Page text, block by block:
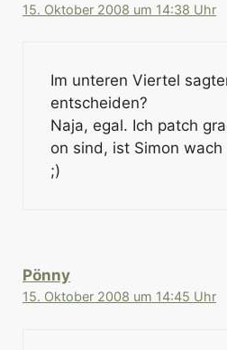
15. Oktober 2008 um 14:38 Uhr
Im unteren Viertel
entscheiden?
Naja, egal. Ich patch
on sind, ist Simon
;)
Pönny
15. Oktober 2008 um 14:45 Uhr